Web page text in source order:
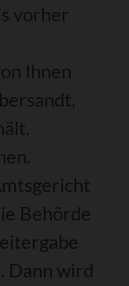
vorher
Ihnen
Behörde
Dann wird